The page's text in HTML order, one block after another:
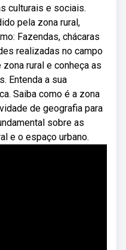
culturais e sociais.
pela zona rural,
Fazendas, chácaras
realizadas no campo
rural e conheça as
Entenda a sua
Saiba como é a zona
de geografia para
sobre as
e o espaço urbano.